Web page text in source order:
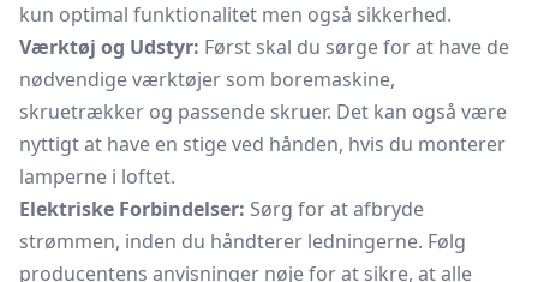
kun optimal funktionalitet men også sikkerhed.
Værktøj og Udstyr: Først skal du sørge for at have de
nødvendige værktøjer som boremaskine,
skruetrækker og passende skruer. Det kan også være
nyttigt at have en stige ved hånden, hvis du monterer
lamperne i loftet.
Elektriske Forbindelser: Sørg for at afbryde
strømmen, inden du håndterer ledningerne. Følg
producentens anvisninger nøje for at sikre, at alle